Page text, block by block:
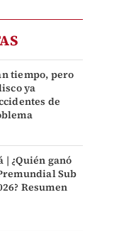
tiempo, pero
ya
de
| ¿Quién ganó
Sub
Resumen